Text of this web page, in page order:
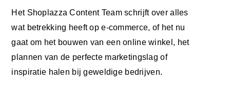
Het Shoplazza Content Team schrijft over alles
wat betrekking heeft op e-commerce, of het nu
gaat om het bouwen van een online winkel, het
plannen van de perfecte marketingslag of
inspiratie halen bij geweldige bedrijven.